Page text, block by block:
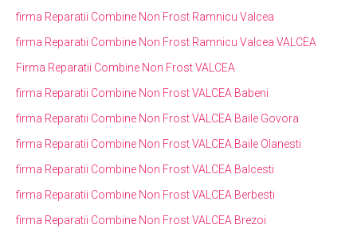
firma Reparatii Combine Non Frost Ramnicu Valcea
firma Reparatii Combine Non Frost Ramnicu Valcea VALCEA
Firma Reparatii Combine Non Frost VALCEA
firma Reparatii Combine Non Frost VALCEA Babeni
firma Reparatii Combine Non Frost VALCEA Baile Govora
firma Reparatii Combine Non Frost VALCEA Baile Olanesti
firma Reparatii Combine Non Frost VALCEA Balcesti
firma Reparatii Combine Non Frost VALCEA Berbesti
firma Reparatii Combine Non Frost VALCEA Brezoi